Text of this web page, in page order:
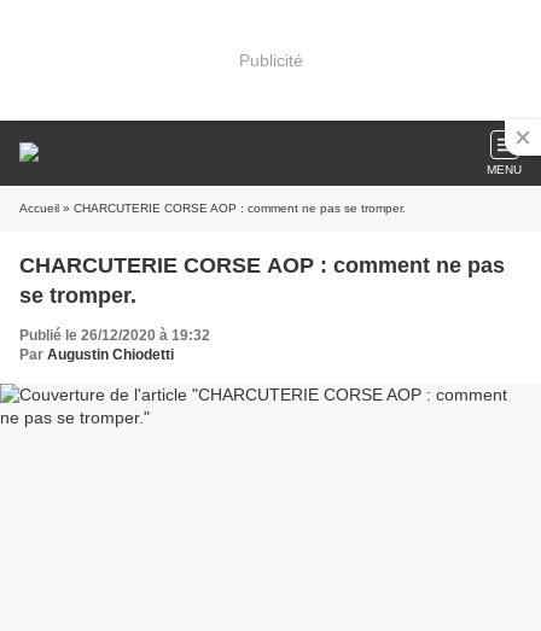
Publicité
MENU
Accueil » CHARCUTERIE CORSE AOP : comment ne pas se tromper.
CHARCUTERIE CORSE AOP : comment ne pas
se tromper.
Publié le 26/12/2020 à 19:32
Par Augustin Chiodetti